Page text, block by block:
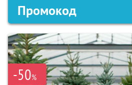
Промокод
-50%